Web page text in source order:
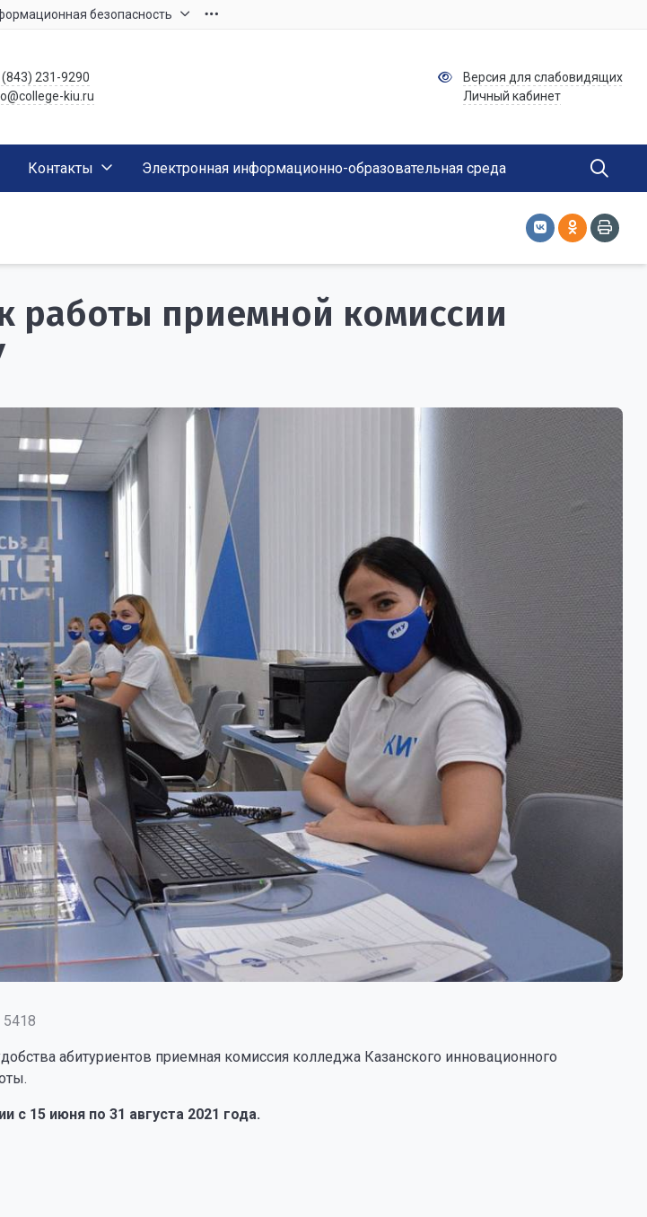
безопасность
(843) 231-9290
kiu.ru
Версия для слабовидящих
Личный кабинет
Контакты Электронная информационно-образовательная среда
работы приемной комиссии
абитуриентов приемная комиссия колледжа Казанского инновационного
с 15 июня по 31 августа 2021 года.